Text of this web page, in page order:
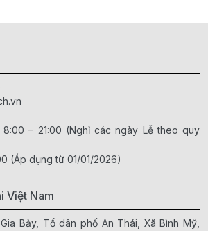
– 21:00 (Nghỉ các ngày Lễ theo quy
(Áp dụng từ 01/01/2026)
Việt Nam
Bảy, Tổ dân phố An Thái, Xã Bình Mỹ,